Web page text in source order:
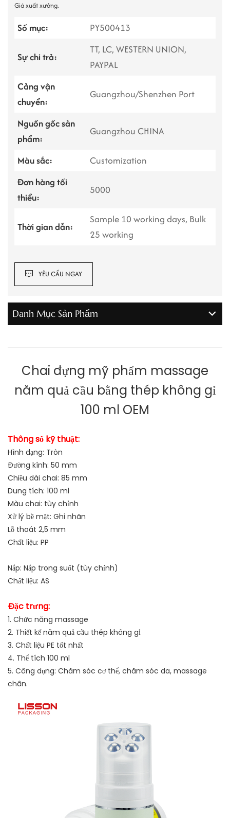
Giá xuất xưởng.
Số mục: PY500413
Sự chi trả:
TT, LC, WESTERN UNION,
PAYPAL
Cảng vận
chuyển:
Guangzhou/Shenzhen Port
Nguồn gốc sản
phẩm:
Guangzhou CHINA
Màu sắc:
Customization
Đơn hàng tối
thiểu:
5000
Thời gian dẫn:
Sample 10 working days, Bulk
25 working
YÊU CẦU NGAY
Danh Mục Sản Phẩm
Chai đựng mỹ phẩm massage
năm quả cầu bằng thép không gỉ
100 ml OEM
Thông số kỹ thuật:
Hình dạng: Tròn
Đường kính: 50 mm
Chiều dài chai: 85 mm
Dung tích: 100 ml
Màu chai: tùy chỉnh
Xử lý bề mặt: Ghi nhãn
Lỗ thoát 2,5 mm
Chất liệu: PP
Nắp: Nắp trong suốt (tùy chỉnh)
Chất liệu: AS
Đặc trưng:
1. Chức năng massage
2. Thiết kế năm quả cầu thép không gỉ
3. Chất liệu PE tốt nhất
4. Thể tích 100 ml
5. Công dụng: Chăm sóc cơ thể, chăm sóc da, massage
chân.